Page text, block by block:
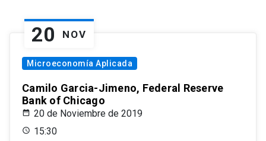
20 NOV
Microeconomía Aplicada
Camilo Garcia-Jimeno, Federal Reserve
Bank of Chicago
20 de Noviembre de 2019
15:30